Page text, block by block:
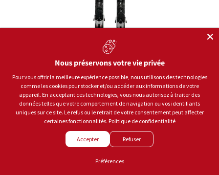
Rossignol
Skis Hero Mt Ti Cam K Spx12 2027
PRIX HABITUEL
Nous préservons votre vie privée
Pour vous offrir la meilleure expérience possible, nous utilisons des technologies
comme les cookies pour stocker et/ou accéder aux informations de votre
appareil. En acceptant ces technologies, vous nous autorisez à traiter des
données telles que votre comportement de navigation ou vos identifiants
uniques sur ce site. Le refus ou le retrait de votre consentement peut affecter
certaines fonctionnalités. Politique de confidentialité
Accepter Refuser
Préférences